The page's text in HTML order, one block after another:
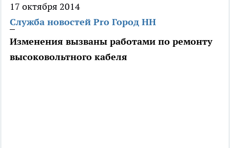
17 октября 2014
Служба новостей Pro Город НН
Изменения вызваны работами по ремонту
высоковольтного кабеля